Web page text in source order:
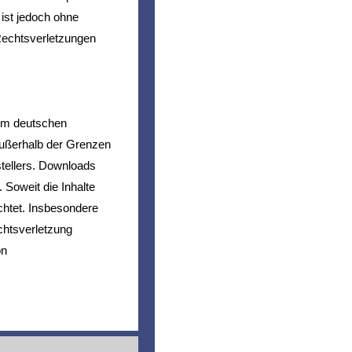
jedoch ohne
deutschen
der Grenzen
Downloads
Soweit die Inhalte
Insbesondere